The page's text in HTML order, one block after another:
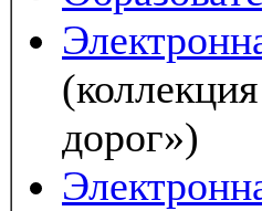
дорог»)